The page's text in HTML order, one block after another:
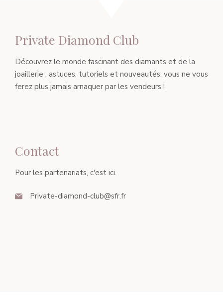
Private Diamond Club
Découvrez le monde fascinant des diamants et de la
joaillerie : astuces, tutoriels et nouveautés, vous ne vous
ferez plus jamais arnaquer par les vendeurs !
Contact
Pour les partenariats, c'est ici.
Private-diamond-club@sfr.fr